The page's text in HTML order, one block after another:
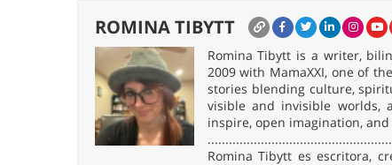
ROMINA TIBYTT
Romina Tibytt is a writer,
2009 with MamaXXI, one of
stories blending culture,
visible and invisible worlds,
inspire, open imagination,
Romina Tibytt es escritora,